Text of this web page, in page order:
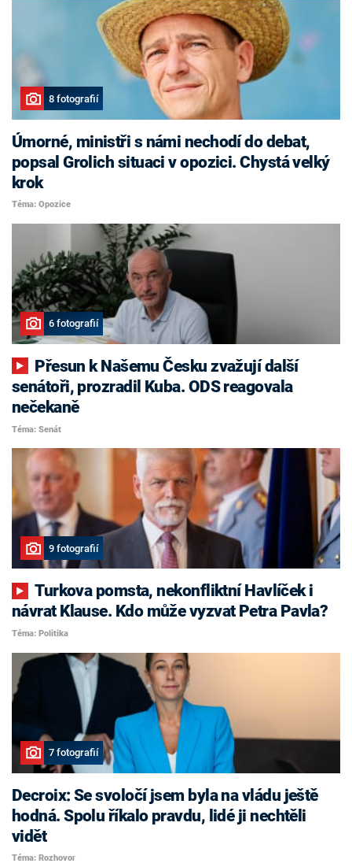
8 fotografií
Úmorné, ministři s námi nechodí do debat,
popsal Grolich situaci v opozici. Chystá velký
krok
Téma: Opozice
6 fotografií
senátoři, prozradil Kuba. ODS reagovala
nečekaně
Téma: Senát
9 fotografií
Turkova pomsta, nekonfliktní Havlíček i
návrat Klause. Kdo může vyzvat Petra Pavla?
Téma: Politika
7 fotografií
Decroix: Se svoločí jsem byla na vládu ještě
hodná. Spolu říkalo pravdu, lidé ji nechtěli
vidět
Téma: Rozhovor